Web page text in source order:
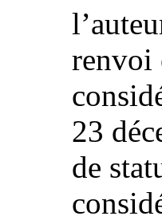
renvoi
23
de